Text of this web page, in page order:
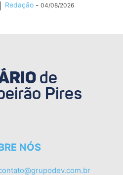
Redação - 04/08/2026
NÓS